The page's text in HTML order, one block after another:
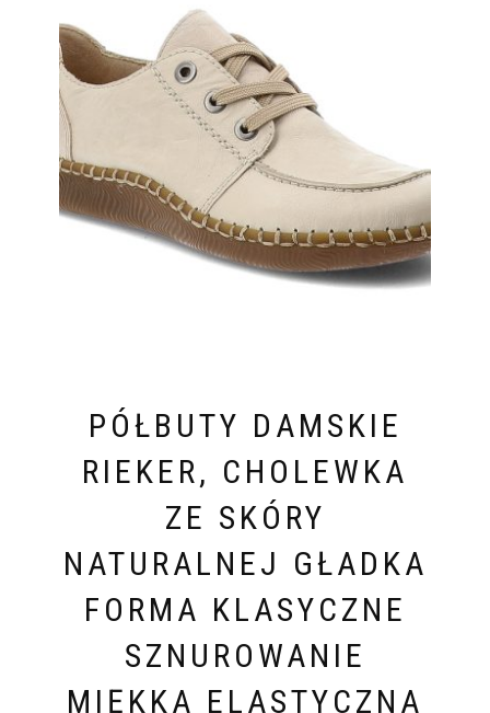
PÓŁBUTY DAMSKIE
RIEKER, CHOLEWKA
ZE SKÓRY
NATURALNEJ GŁADKA
FORMA KLASYCZNE
SZNUROWANIE
MIĘKKA ELASTYCZNA